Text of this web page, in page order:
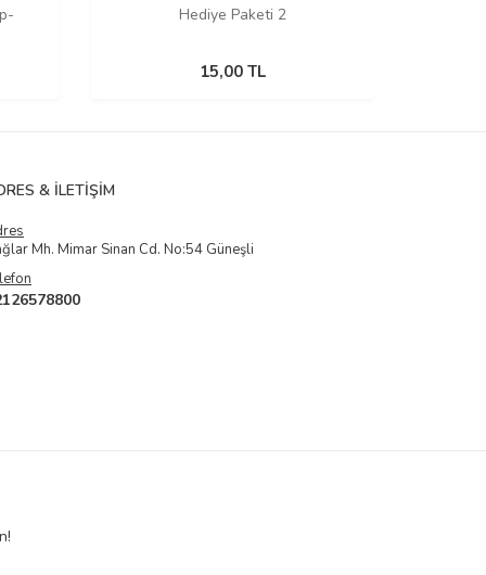
Hediye Paketi 2
15,00 TL
& İLETIŞIM
Mh. Mimar Sinan Cd. No:54 Güneşli